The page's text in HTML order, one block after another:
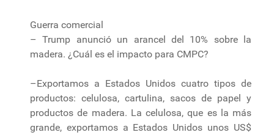
Guerra comercial
– Trump anunció un arancel del 10% sobre la
madera. ¿Cuál es el impacto para CMPC?
–Exportamos a Estados Unidos cuatro tipos de
productos: celulosa, cartulina, sacos de papel y
productos de madera. La celulosa, que es la más
grande, exportamos a Estados Unidos unos US$